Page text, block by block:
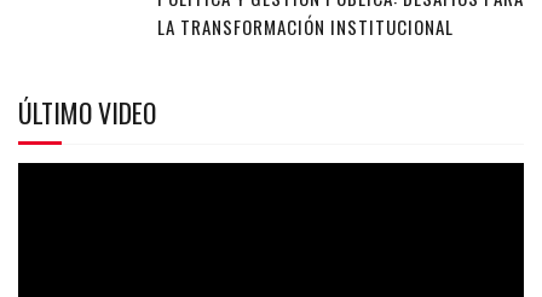
LA TRANSFORMACIÓN INSTITUCIONAL
ÚLTIMO VIDEO